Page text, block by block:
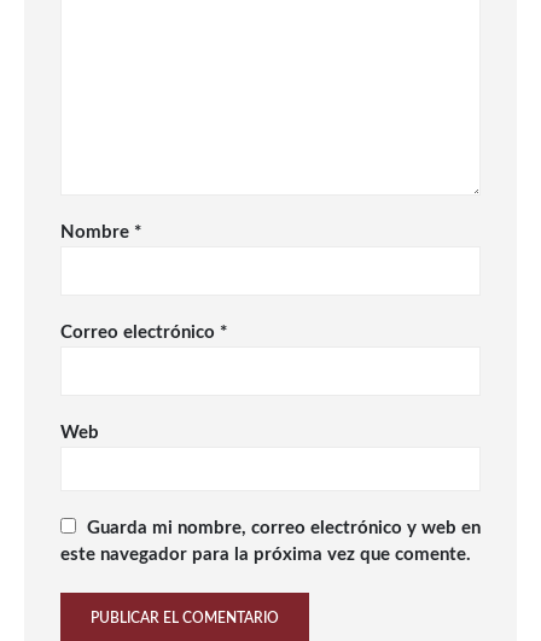
Nombre *
Correo electrónico *
Web
Guarda mi nombre, correo electrónico y web en
este navegador para la próxima vez que comente.